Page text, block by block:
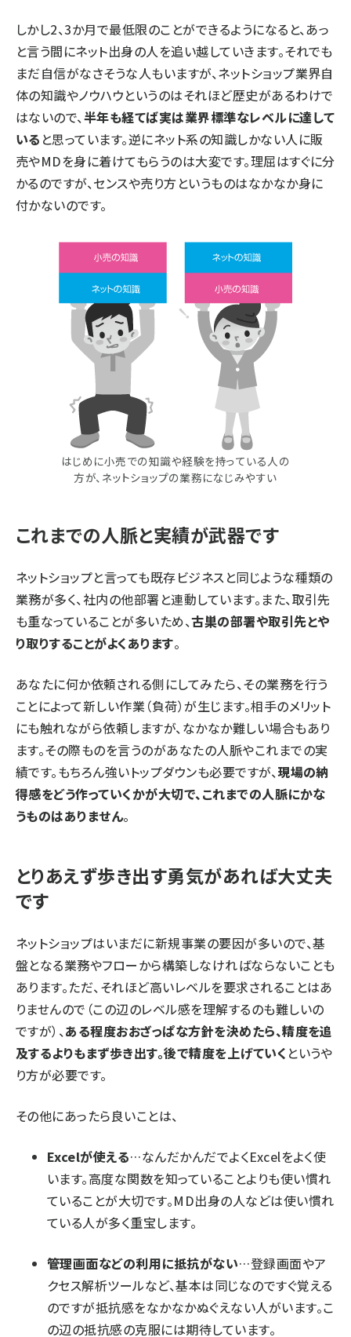
しかし2、3か月で最低限のことができるようになると、あっ
と言う間にネット出身の人を追い越していきます。それでも
まだ自信がなさそうな人もいますが、ネットショップ業界自
体の知識やノウハウというのはそれほど歴史があるわけで
はないので、半年も経てば実は業界標準なレベルに達して
いる と思っています。逆にネット系の知識しかない人に販
売やMDを身に着けてもらうのは大変です。理屈はすぐに分
かるのですが、センスや売り方というものはなかなか身に
付かないのです。
はじめに小売での知識や経験を持っている人の
方が、ネットショップの業務になじみやすい
これまでの人脈と実績が武器です
ネットショップと言っても既存ビジネスと同じような種類の
業務が多く、社内の他部署と連動しています。また、取引先
も重なっていることが多いため、古巣の部署や取引先とや
り取りすることがよくあります。
あなたに何か依頼される側にしてみたら、その業務を行う
ことによって新しい作業（負荷）が生じます。相手のメリット
にも触れながら依頼しますが、なかなか難しい場合もあり
ます。その際ものを言うのがあなたの人脈やこれまでの実
績です。もちろん強いトップダウンも必要ですが、現場の納
得感をどう作っていくかが大切で、これまでの人脈にかな
うものはありません。
とりあえず歩き出す勇気があれば大丈夫
です
ネットショップはいまだに新規事業の要因が多いので、基
盤となる業務やフローから構築しなければならないことも
あります。ただ、それほど高いレベルを要求されることはあ
りませんので（この辺のレベル感を理解するのも難しいの
ですが）、ある程度おおざっぱな方針を決めたら、精度を追
及するよりもまず歩き出す。後で精度を上げていく というや
り方が必要です。
その他にあったら良いことは、
Excelが使える…なんだかんだでよくExcelをよく使
います。高度な関数を知っていることよりも使い慣れ
ていることが大切です。MD出身の人などは使い慣れ
ている人が多く重宝します。
管理画面などの利用に抵抗がない…登録画面やア
クセス解析ツールなど、基本は同じなのですぐ覚える
のですが抵抗感をなかなかぬぐえない人がいます。こ
の辺の抵抗感の克服には期待しています。